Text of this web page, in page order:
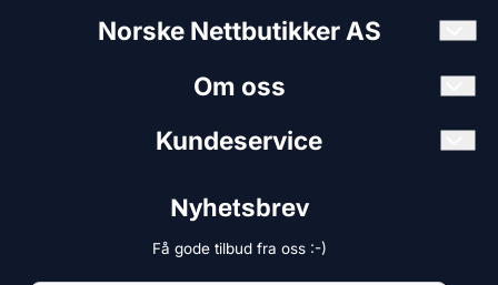
Norske Nettbutikker AS
Gym.no - gymspesialisten på nett. Stort utvalg
treningsapparater og utstyr for hjemmetrening.
Om oss
Norske Nettbutikker AS / Gym.no
NESTTUN
Org. nr. 999528597
Kundeservice
Personvern - GDPR
Nyhetsbrev
Få gode tilbud fra oss :-)